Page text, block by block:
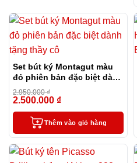
Set bút ký Montagut màu
đỏ phiên bản đặc biệt dành
tặng thầy cô
2.950.000₫
2.500.000 ₫
Thêm vào giỏ hàng